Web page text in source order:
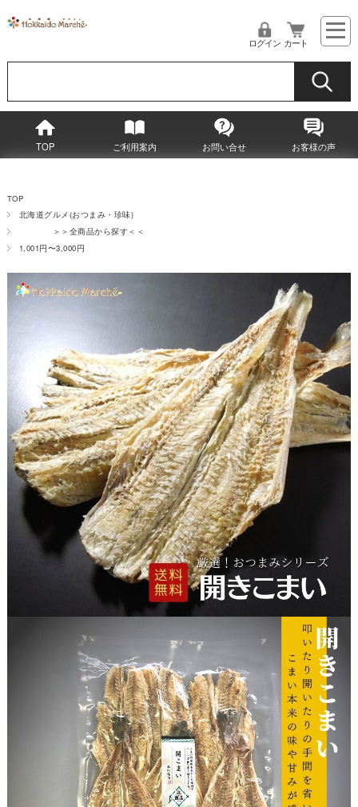
ログイン カート
TOP ご利用案内 お問い合せ お客様の声
TOP
北海道グルメ(おつまみ・珍味)
＞＞全商品から探す＜＜
1,001円〜3,000円